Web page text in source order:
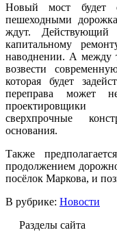
Новый мост будет
пешеходными
ждут.
капитальному
наводнении. А между
возвести
которая будет
переправа может
проектировщики
сверхпрочные
основания.
Также
продолжением
посёлок Маркова, и
В рубрике: Новости
Разделы сайта